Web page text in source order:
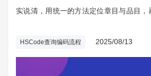
实说清，用统一的方法定位章目与品目，
HSCode查询编码流程 2025/08/13